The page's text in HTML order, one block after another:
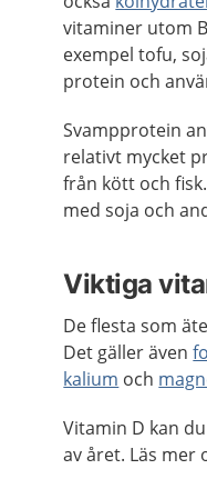
vitaminer utom
exempel tofu,
protein och
Svampprotein
relativt mycket
från kött och
med soja och
Viktiga
De flesta som
Det gäller även
kalium och
Vitamin D kan
av året. Läs mer